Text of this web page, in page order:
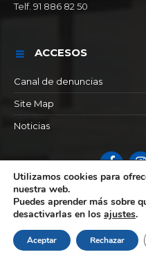
Telf. 91 886 82 50
ACCESOS
Canal de denuncias
Site Map
Noticias
Utilizamos cookies para
nuestra web.
Puedes aprender más sobre
desactivarlas en los ajustes.
Aceptar Rechazar